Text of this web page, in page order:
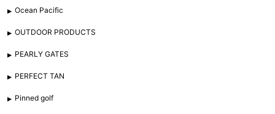
Ocean Pacific
OUTDOOR PRODUCTS
PEARLY GATES
PERFECT TAN
Pinned golf